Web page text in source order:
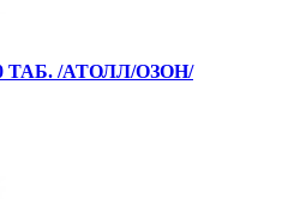
ТАБ. /АТОЛЛ/ОЗОН/